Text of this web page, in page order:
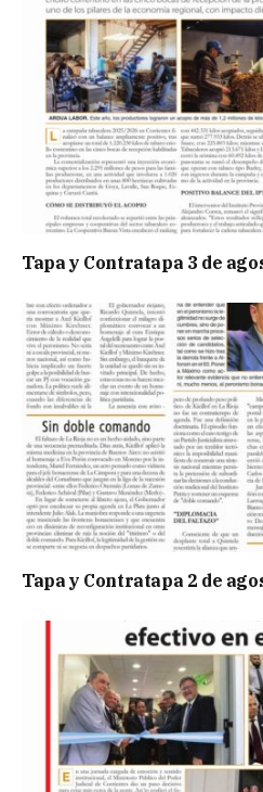
Tapa y Contratapa 3 de
Tapa y Contratapa 2 de